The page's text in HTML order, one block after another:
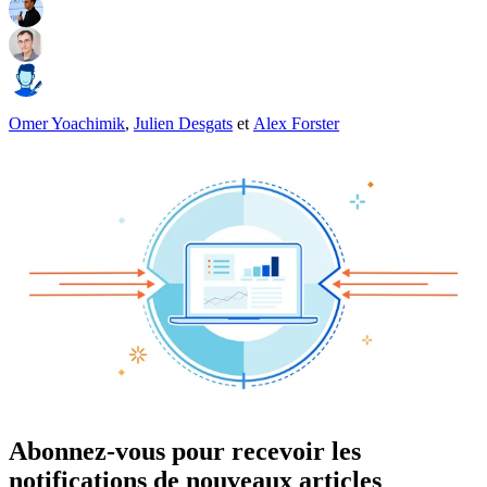
Omer Yoachimik, Julien Desgats et Alex Forster
Abonnez-vous pour recevoir les
notifications de nouveaux articles